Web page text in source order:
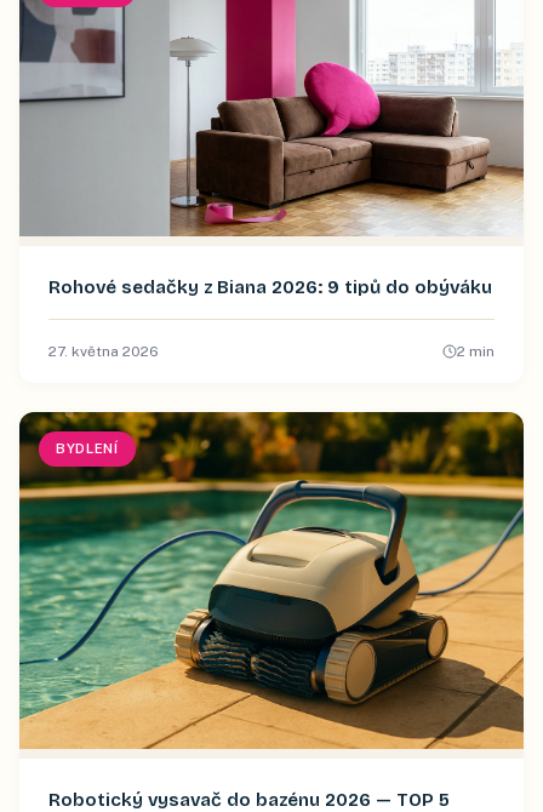
Rohové sedačky z Biana 2026: 9 tipů do obýváku
27. května 2026 2 min
BYDLENÍ
Robotický vysavač do bazénu 2026 — TOP 5